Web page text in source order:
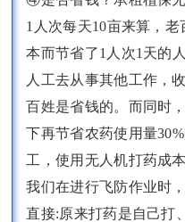
1人次每天10亩来算，
本而节省了1人次1天的
人工去从事其他工作，
百姓是省钱的。而同时
下再节省农药使用量
工，使用无人机打药成
我们在进行飞防作业时
直接:原来打药是自己打